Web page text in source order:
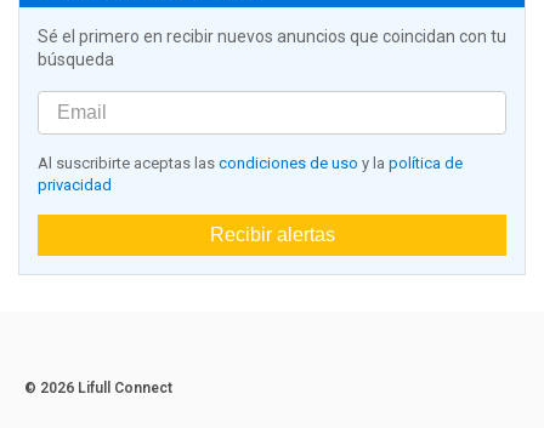
Sé el primero en recibir nuevos anuncios que coincidan con tu
búsqueda
Al suscribirte aceptas las condiciones de uso y la política de
privacidad
Recibir alertas
© 2026 Lifull Connect